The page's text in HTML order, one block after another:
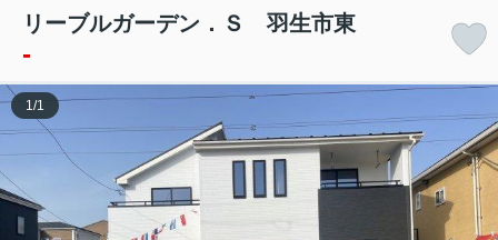
リーブルガーデン．Ｓ 羽生市東
-
1/1